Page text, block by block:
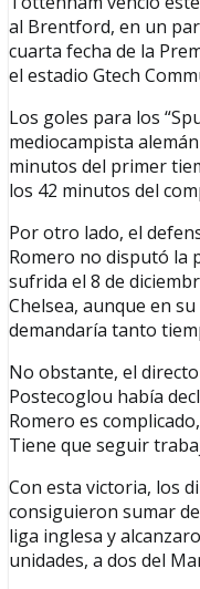
al Brentford, en un
cuarta fecha de la
el estadio Gtech
Los goles para los
mediocampista
minutos del primer
los 42 minutos del
Por otro lado, el
Romero no disputó la
sufrida el 8 de
Chelsea, aunque en
demandaría tanto
No obstante, el
Postecoglou había
Romero es
Tiene que seguir
Con esta victoria, los
consiguieron sumar
liga inglesa y
unidades, a dos del